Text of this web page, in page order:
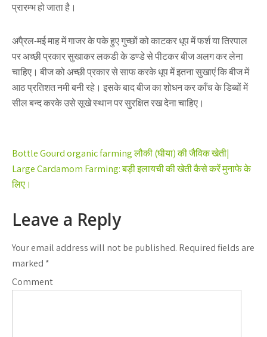
प्रारम्भ हो जाता है।
अपै्रल-मई माह में गाजर के पके हुए गुच्छों को काटकर धूप में फर्श या तिरपाल
पर अच्छी प्रकार सुखाकर लकडी के डण्डे से पीटकर बीज अलग कर लेना
चाहिए। बीज को अच्छी प्रकार से साफ करके धूप में इतना सुखाएं कि बीज में
आठ प्रतिशत नमी बनी रहे। इसके बाद बीज का शोधन कर काँच के डिब्बों में
सील बन्द करके उसे सूखे स्थान पर सुरक्षित रख देना चाहिए।
Post
navigation
Bottle Gourd organic farming लौकी (घीया) की जैविक खेती|
Large Cardamom Farming: बड़ी इलायची की खेती कैसे करें मुनाफे के
लिए।
Leave a Reply
Your email address will not be published. Required fields are
marked *
Comment